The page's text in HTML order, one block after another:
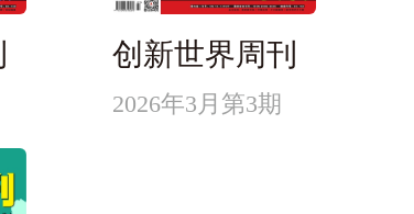
创新世界周刊
2026年3月第3期